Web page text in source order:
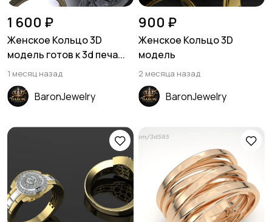
1 600 ₽
Женское Кольцо 3D
модель готов к 3d печа...
1 месяц назад
BaronJewelry
900 ₽
Женское Кольцо 3D
модель
2 месяца назад
BaronJewelry